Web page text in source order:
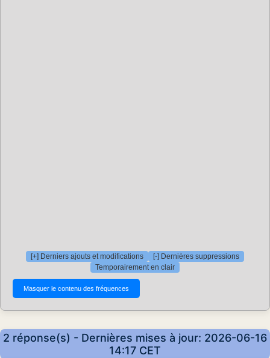
[+] Derniers ajouts et modifications
[-] Dernières suppressions
Temporairement en clair
2 réponse(s) - Dernières mises à jour: 2026-06-16
14:17 CET